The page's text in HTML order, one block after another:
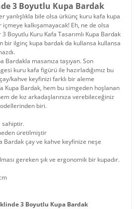
3 Boyutlu Kupa Bardak
yanlışlıkla bile olsa ürkünç kuru kafa kupa
içmeye kalkışamayacak! Eh, ne de olsa
Boyutlu Kuru Kafa Tasarımlı Kupa Bardak
bir ilginç kupa bardak da kullansa kullansa
Bardakla masanıza taşıyan. Son
kuru kafa figürü ile hazırladığımız bu
kahve keyfinizi farklı bir aleme
Kupa Bardak, hem bu simgeden hoşlanan
de kız arkadaşlarınıza verebileceğiniz
biri.
sahiptir.
üretilmiştir
Bardak çay ve kahve keyfinize neşe
gereken şık ve ergonomik bir kupadır.
3 Boyutlu Kupa Bardak